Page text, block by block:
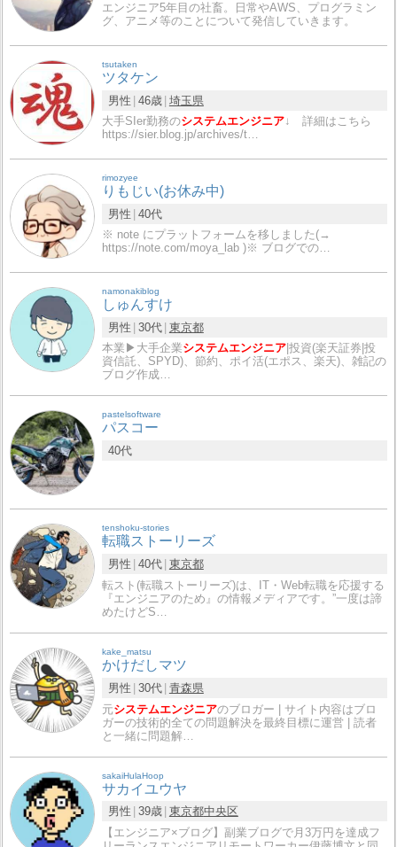
エンジニア5年目の社畜。日常やAWS、プログラミン
グ、アニメ等のことについて発信していきます。
tsutaken
ツタケン
男性 46歳 埼玉県
大手SIer勤務のシステムエンジニア↓ 詳細はこちら
https://sier.blog.jp/archives/t…
rimozyee
りもじい(お休み中)
男性 40代
※ note にプラットフォームを移しました(→
https://note.com/moya_lab )※ ブログでの…
namonakiblog
しゅんすけ
男性 30代 東京都
本業▶︎大手企業システムエンジニア |投資(楽天証券|投
資信託、SPYD)、節約、ポイ活(エポス、楽天)、雑記の
ブログ作成…
pastelsoftware
パスコー
40代
tenshoku-stories
転職ストーリーズ
男性 40代 東京都
転スト(転職ストーリーズ)は、IT・Web転職を応援する
『エンジニアのため』の情報メディアです。”一度は諦
めたけどS…
kake_matsu
かけだしマツ
男性 30代 青森県
元システムエンジニアのブロガー | サイト内容はブロ
ガーの技術的全ての問題解決を最終目標に運営 | 読者
と一緒に問題解…
sakaiHulaHoop
サカイユウヤ
男性 39歳 東京都中央区
【エンジニア×ブログ】副業ブログで月3万円を達成フ